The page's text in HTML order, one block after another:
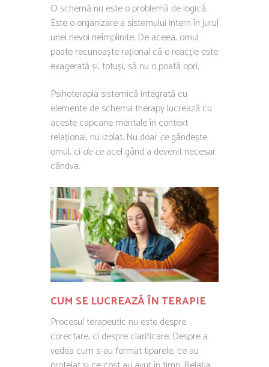
O schemă nu este o problemă de logică.
Este o organizare a sistemului intern în jurul
unei nevoi neîmplinite. De aceea, omul
poate recunoaște rațional că o reacție este
exagerată și, totuși, să nu o poată opri.
Psihoterapia sistemică integrată cu
elemente de schema therapy lucrează cu
aceste capcane mentale în context
relațional, nu izolat. Nu doarcegândește
omul, ci de ceacel gând a devenit necesar
cândva.
CUM SE LUCREAZĂ ÎN TERAPIE
Procesul terapeutic nu este despre
corectare, ci despre clarificare. Despre a
vedea cum s-au format tiparele, ce au